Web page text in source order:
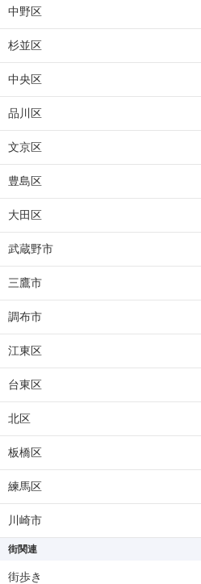
中野区
杉並区
中央区
品川区
文京区
豊島区
大田区
武蔵野市
三鷹市
調布市
江東区
台東区
北区
板橋区
練馬区
川崎市
街関連
街歩き